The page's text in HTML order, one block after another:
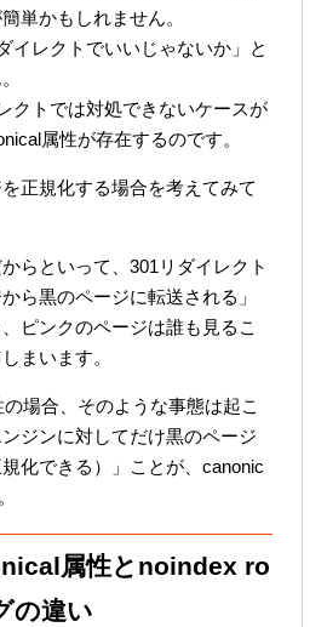
単かもしれません。
イレクトでいいじゃないか」と
クトでは対処できないケースが
属性が存在するのです。
正規化する場合を考えてみて
らといって、301リダイレクト
ら黒のページに転送される」
ピンクのページは誰も見るこ
まいます。
場合、そのような事態は起こ
ジンに対してだけ黒のページ
化できる）」ことが、canonic
属性とnoindex ro
の違い